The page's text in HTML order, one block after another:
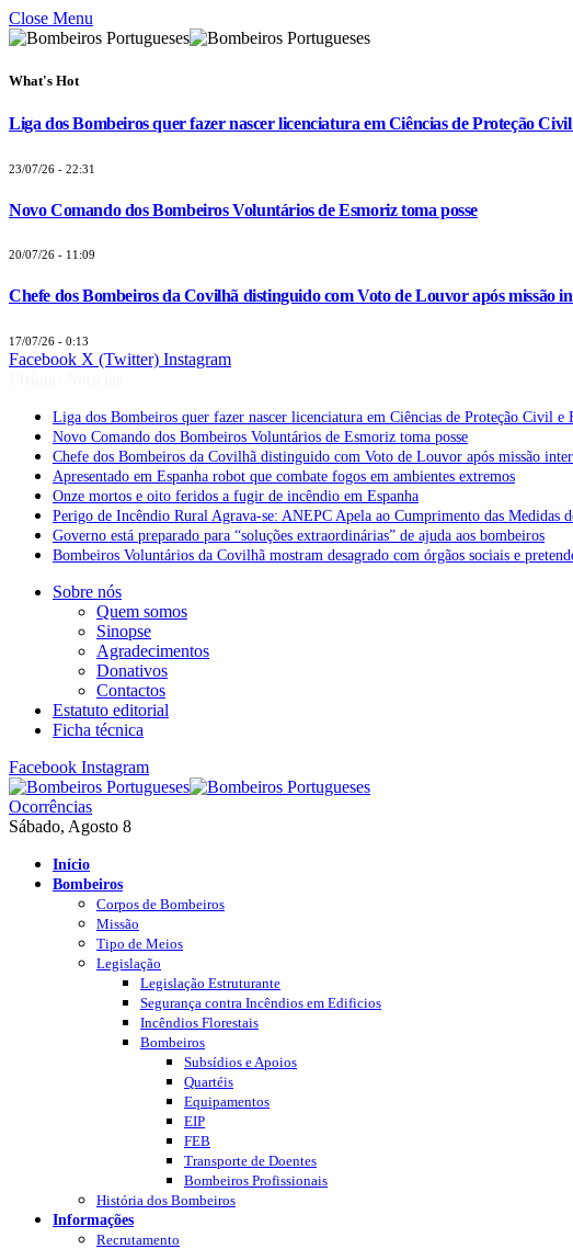
Close Menu
What's Hot
Liga dos Bombeiros quer fazer nascer licenciatura em Ciências de Proteção
23/07/26 - 22:31
Novo Comando dos Bombeiros Voluntários de Esmoriz toma posse
20/07/26 - 11:09
Chefe dos Bombeiros da Covilhã distinguido com Voto de Louvor após missão
17/07/26 - 0:13
Facebook X (Twitter) Instagram
Liga dos Bombeiros quer fazer nascer licenciatura em Ciências de Proteção Civil e
Novo Comando dos Bombeiros Voluntários de Esmoriz toma posse
Chefe dos Bombeiros da Covilhã distinguido com Voto de Louvor após missão
Apresentado em Espanha robot que combate fogos em ambientes extremos
Onze mortos e oito feridos a fugir de incêndio em Espanha
Perigo de Incêndio Rural Agrava-se: ANEPC Apela ao Cumprimento das Medidas
Governo está preparado para “soluções extraordinárias” de ajuda aos bombeiros
Bombeiros Voluntários da Covilhã mostram desagrado com órgãos sociais e
Sobre nós
Quem somos
Sinopse
Agradecimentos
Donativos
Contactos
Estatuto editorial
Ficha técnica
Facebook Instagram
Ocorrências
Sábado, Agosto 8
Início
Bombeiros
Corpos de Bombeiros
Missão
Tipo de Meios
Legislação
Legislação Estruturante
Segurança contra Incêndios em Edificios
Incêndios Florestais
Bombeiros
Subsídios e Apoios
Quartéis
Equipamentos
EIP
FEB
Transporte de Doentes
Bombeiros Profissionais
História dos Bombeiros
Informações
Recrutamento